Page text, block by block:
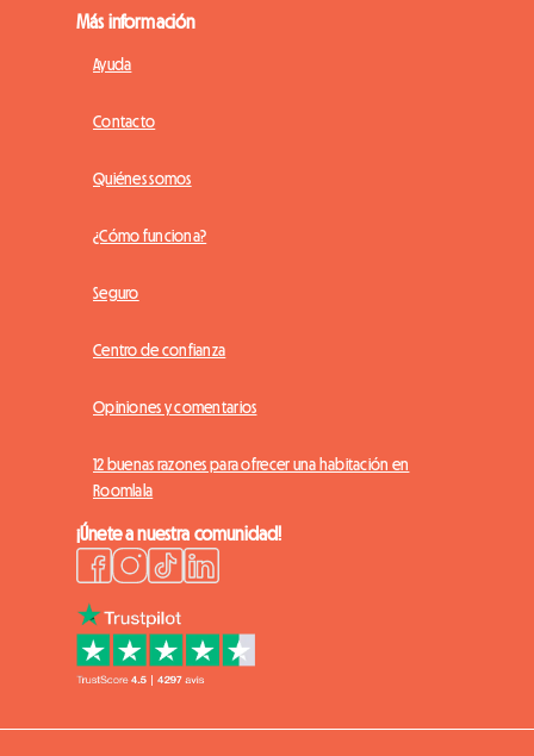
Más información
Ayuda
Contacto
Quiénes somos
¿Cómo funciona?
Seguro
Centro de confianza
Opiniones y comentarios
12 buenas razones para ofrecer una habitación en
Roomlala
¡Únete a nuestra comunidad!